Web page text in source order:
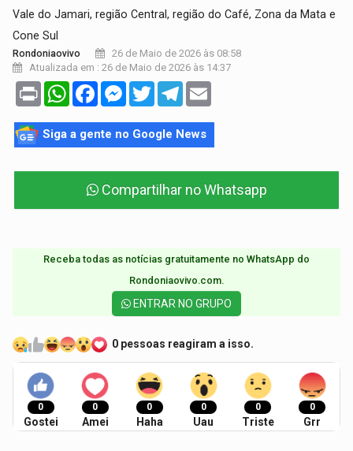
Vale do Jamari, região Central, região do Café, Zona da Mata e
Cone Sul
Rondoniaovivo
26 de Maio de 2026 às 08:58
Atualizada em : 26 de Maio de 2026 às 14:37
Print WhatsAppFacebookMessenger
TwitterTelegram
Siga a gente no Google News
Compartilhar no Whatsapp
Receba todas as notícias gratuitamente no WhatsApp do
Rondoniaovivo.com.​
ENTRAR NO GRUPO
0 pessoas reagiram a isso.
0
Gostei
0
Amei
0
Haha
0
Uau
0
Triste
0
Grr